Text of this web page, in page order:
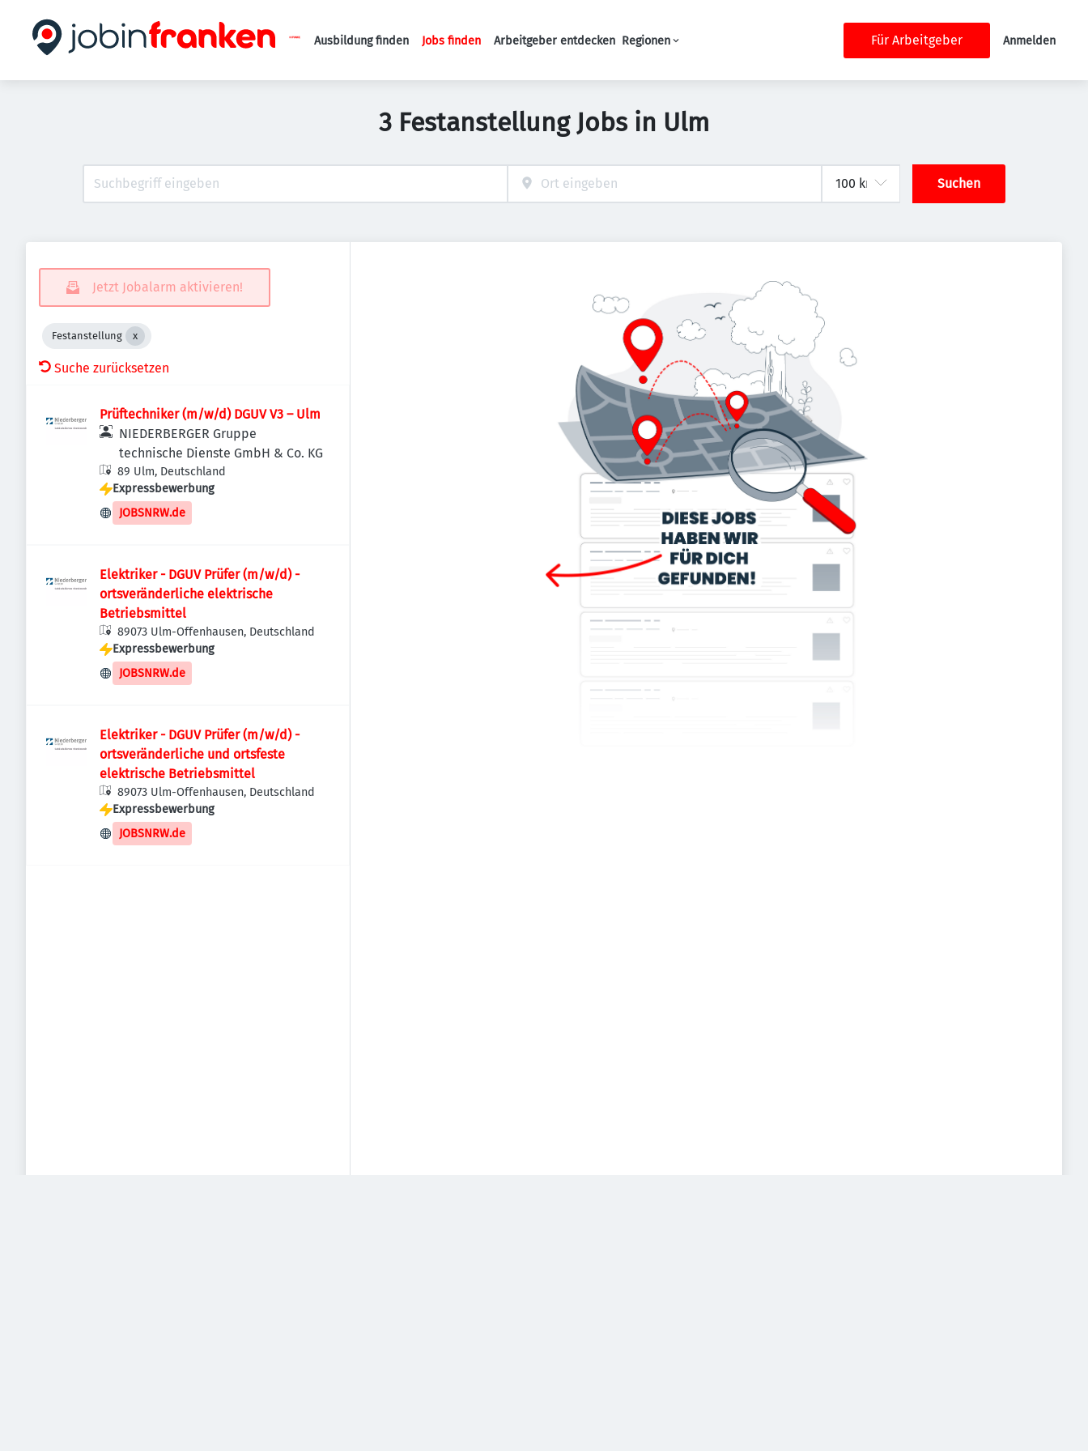
Haupt-Navigation
Ausbildung finden Jobs finden Arbeitgeber entdecken Regionen Für Arbeitgeber Anmelden
3 Festanstellung Jobs in Ulm
Suchen
Jetzt Jobalarm aktivieren!
Festanstellung
Suche zurücksetzen
Prüftechniker (m/w/d) DGUV V3 – Ulm
NIEDERBERGER Gruppe
technische Dienste GmbH & Co. KG
89 Ulm, Deutschland
Expressbewerbung
JOBSNRW.de
Elektriker - DGUV Prüfer (m/w/d) -
ortsveränderliche elektrische
Betriebsmittel
89073 Ulm-Offenhausen, Deutschland
Expressbewerbung
JOBSNRW.de
Elektriker - DGUV Prüfer (m/w/d) -
ortsveränderliche und ortsfeste
elektrische Betriebsmittel
89073 Ulm-Offenhausen, Deutschland
Expressbewerbung
JOBSNRW.de